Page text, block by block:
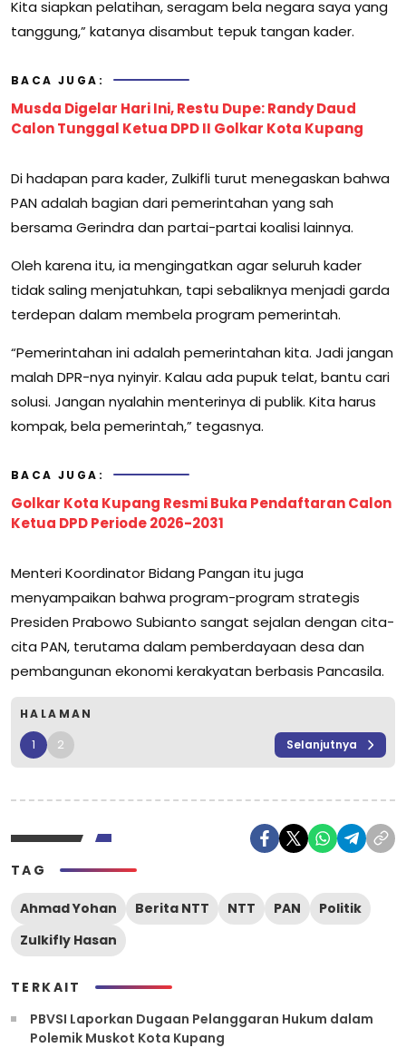
Kita siapkan pelatihan, seragam bela negara saya yang
tanggung,” katanya disambut tepuk tangan kader.
BACA JUGA:
Musda Digelar Hari Ini, Restu Dupe: Randy Daud
Calon Tunggal Ketua DPD II Golkar Kota Kupang
Di hadapan para kader, Zulkifli turut menegaskan bahwa
PAN adalah bagian dari pemerintahan yang sah
bersama Gerindra dan partai-partai koalisi lainnya.
Oleh karena itu, ia mengingatkan agar seluruh kader
tidak saling menjatuhkan, tapi sebaliknya menjadi garda
terdepan dalam membela program pemerintah.
“Pemerintahan ini adalah pemerintahan kita. Jadi jangan
malah DPR-nya nyinyir. Kalau ada pupuk telat, bantu cari
solusi. Jangan nyalahin menterinya di publik. Kita harus
kompak, bela pemerintah,” tegasnya.
BACA JUGA:
Golkar Kota Kupang Resmi Buka Pendaftaran Calon
Ketua DPD Periode 2026-2031
Menteri Koordinator Bidang Pangan itu juga
menyampaikan bahwa program-program strategis
Presiden Prabowo Subianto sangat sejalan dengan cita-
cita PAN, terutama dalam pemberdayaan desa dan
pembangunan ekonomi kerakyatan berbasis Pancasila.
HALAMAN
1 2 Selanjutnya
TAG
Ahmad Yohan Berita NTT NTT PAN
Politik
Zulkifly Hasan
TERKAIT
PBVSI Laporkan Dugaan Pelanggaran Hukum dalam
Polemik Muskot Kota Kupang